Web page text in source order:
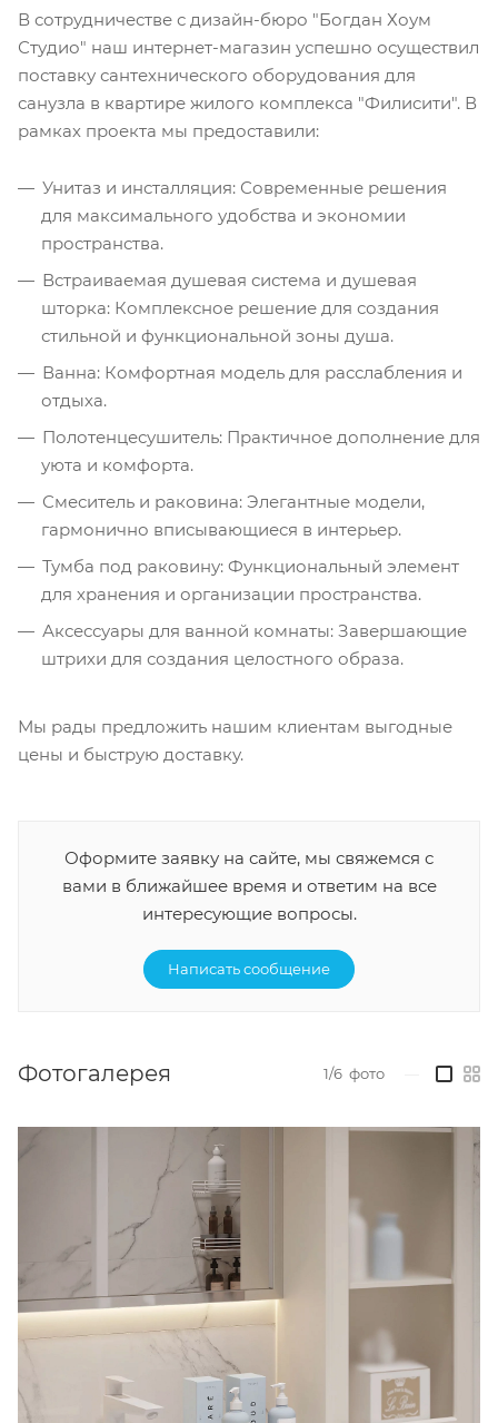
В сотрудничестве с дизайн-бюро "Богдан Хоум
Студио" наш интернет-магазин успешно осуществил
поставку сантехнического оборудования для
санузла в квартире жилого комплекса "Филисити". В
рамках проекта мы предоставили:
Унитаз и инсталляция: Современные решения
для максимального удобства и экономии
пространства.
Встраиваемая душевая система и душевая
шторка: Комплексное решение для создания
стильной и функциональной зоны душа.
Ванна: Комфортная модель для расслабления и
отдыха.
Полотенцесушитель: Практичное дополнение для
уюта и комфорта.
Смеситель и раковина: Элегантные модели,
гармонично вписывающиеся в интерьер.
Тумба под раковину: Функциональный элемент
для хранения и организации пространства.
Аксессуары для ванной комнаты: Завершающие
штрихи для создания целостного образа.
Мы рады предложить нашим клиентам выгодные
цены и быструю доставку.
Оформите заявку на сайте, мы свяжемся с
вами в ближайшее время и ответим на все
интересующие вопросы.
Написать сообщение
Фотогалерея 1/6 фото